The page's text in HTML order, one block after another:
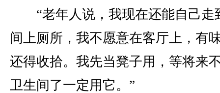
“老年人说，我现在还能自己走
间上厕所，我不愿意在客厅上，有
还得收拾。我先当凳子用，等将来
卫生间了一定用它。”